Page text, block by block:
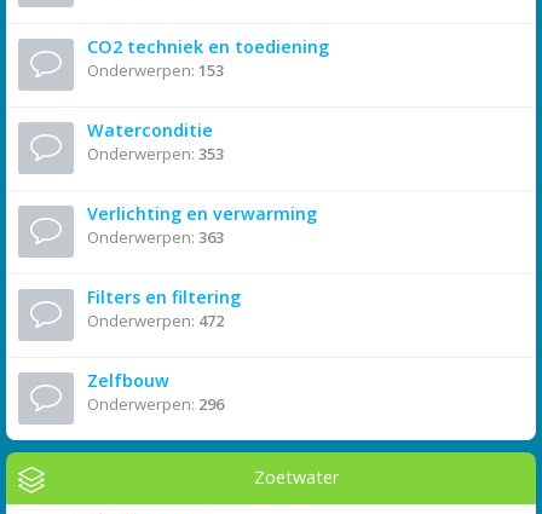
CO2 techniek en toediening
Onderwerpen: 153
Waterconditie
Onderwerpen: 353
Verlichting en verwarming
Onderwerpen: 363
Filters en filtering
Onderwerpen: 472
Zelfbouw
Onderwerpen: 296
Zoetwater